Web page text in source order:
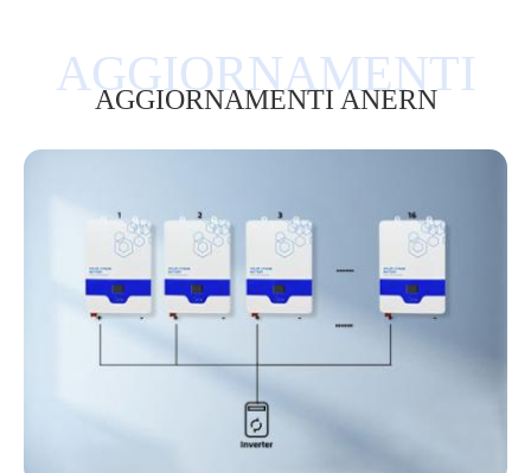
AGGIORNAMENTI ANERN